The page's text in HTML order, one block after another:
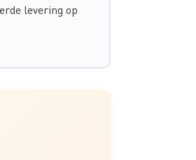
levering op